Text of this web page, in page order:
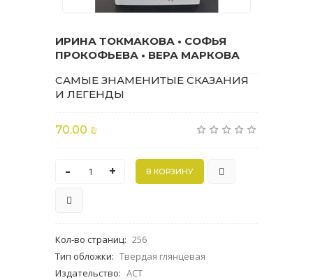
ИРИНА ТОКМАКОВА • СОФЬЯ
ПРОКОФЬЕВА • ВЕРА МАРКОВА
САМЫЕ ЗНАМЕНИТЫЕ СКАЗАНИЯ
И ЛЕГЕНДЫ
70.00 ₪
- +
Кол-во страниц: 256
Тип обложки: Твердая глянцевая
Издательство: АСТ